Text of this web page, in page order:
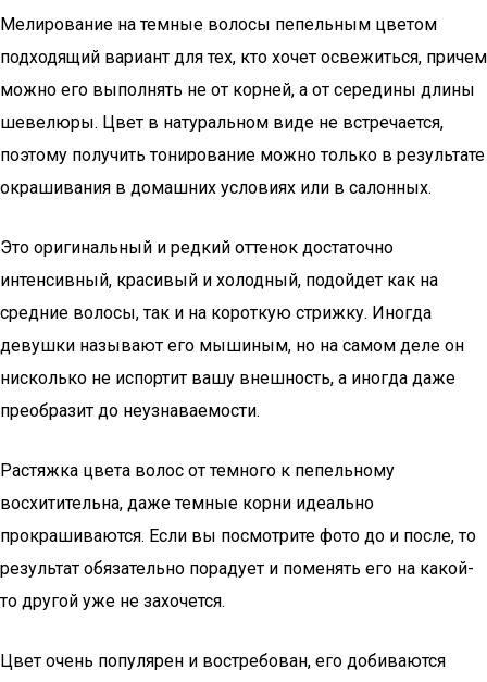
Мелирование на темные волосы пепельным цветом
подходящий вариант для тех, кто хочет освежиться, причем
можно его выполнять не от корней, а от середины длины
шевелюры. Цвет в натуральном виде не встречается,
поэтому получить тонирование можно только в результате
окрашивания в домашних условиях или в салонных.
Это оригинальный и редкий оттенок достаточно
интенсивный, красивый и холодный, подойдет как на
средние волосы, так и на короткую стрижку. Иногда
девушки называют его мышиным, но на самом деле он
нисколько не испортит вашу внешность, а иногда даже
преобразит до неузнаваемости.
Растяжка цвета волос от темного к пепельному
восхитительна, даже темные корни идеально
прокрашиваются. Если вы посмотрите фото до и после, то
результат обязательно порадует и поменять его на какой-
то другой уже не захочется.
Цвет очень популярен и востребован, его добиваются